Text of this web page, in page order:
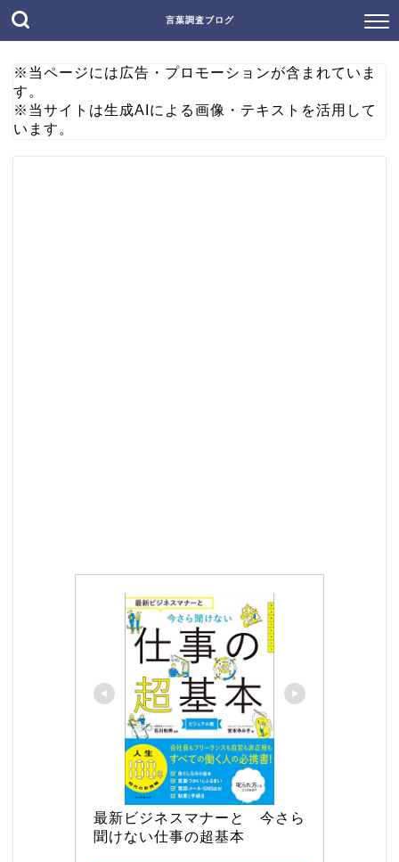
言葉調査ブログ
※当ページには広告・プロモーションが含まれていま
す。
※当サイトは生成AIによる画像・テキストを活用して
います。
最新ビジネスマナーと　今さら
聞けない仕事の超基本